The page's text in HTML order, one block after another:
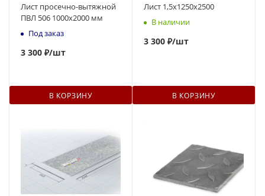
Лист просечно-вытяжной
ПВЛ 506 1000х2000 мм
Под заказ
3 300 ₽/шт
В КОРЗИНУ
Лист 1,5х1250х2500
В наличии
3 300 ₽/шт
В КОРЗИНУ